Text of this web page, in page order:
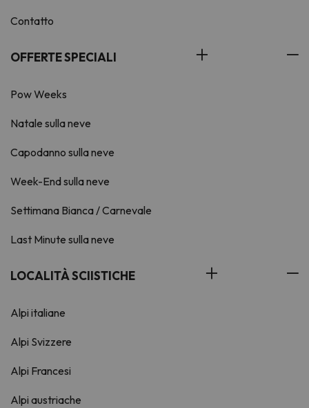
Contatto
OFFERTE SPECIALI
Pow Weeks
Natale sulla neve
Capodanno sulla neve
Week-End sulla neve
Settimana Bianca / Carnevale
Last Minute sulla neve
LOCALITÀ SCIISTICHE
Alpi italiane
Alpi Svizzere
Alpi Francesi
Alpi austriache